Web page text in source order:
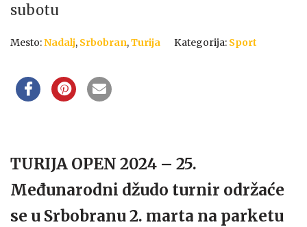
subotu
Mesto:Nadalj, Srbobran,Turija Kategorija: Sport
TURIJA OPEN 2024 – 25.
Međunarodni džudo turnir održaće
se u Srbobranu 2. marta na parketu